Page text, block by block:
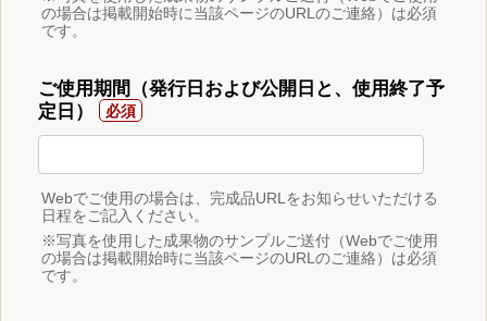
の場合は掲載開始時に当該ページのURLのご連絡）は必須
です。
ご使用期間（発行日および公開日と、使用終了予
定日）
Webでご使用の場合は、完成品URLをお知らせいただける
日程をご記入ください。
※写真を使用した成果物のサンプルご送付（Webでご使用
の場合は掲載開始時に当該ページのURLのご連絡）は必須
です。